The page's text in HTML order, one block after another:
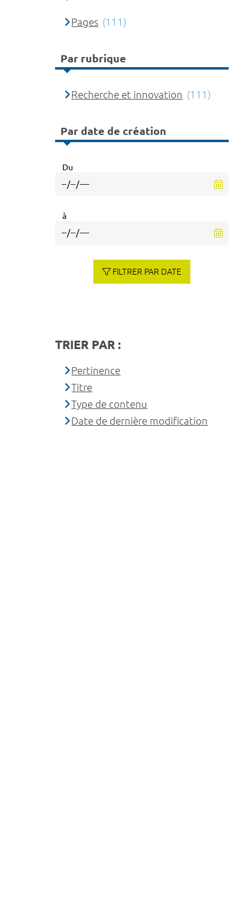
Pages (111)
Par rubrique
Recherche et innovation (111)
Par date de création
Du
à
FILTRER PAR DATE
TRIER PAR :
Pertinence
Titre
Type de contenu
Date de dernière modification